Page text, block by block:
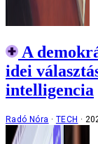
A
idei
intelligencia
Radó Nóra TECH